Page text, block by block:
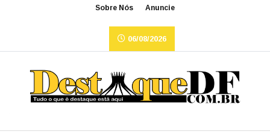
Sobre Nós Anuncie
06/08/2026